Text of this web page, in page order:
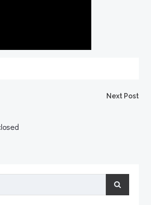
entradas
Next Post